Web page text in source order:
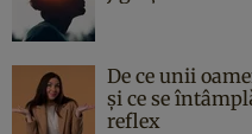
De ce unii
și ce se
reflex